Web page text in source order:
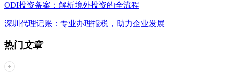
ODI投资备案：解析境外投资的全流程
深圳代理记账：专业办理报税，助力企业发展
热门 文章